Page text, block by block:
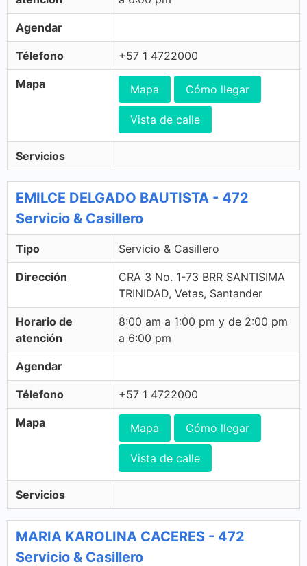
Agendar
Télefono +57 1 4722000
Mapa Mapa Cómo llegar
Vista de calle
Servicios
EMILCE DELGADO BAUTISTA - 472
Servicio & Casillero
Tipo Servicio & Casillero
Dirección
CRA 3 No. 1-73 BRR SANTISIMA
TRINIDAD, Vetas, Santander
Horario de
atención
8:00 am a 1:00 pm y de 2:00 pm
a 6:00 pm
Agendar
Télefono +57 1 4722000
Mapa Mapa Cómo llegar
Vista de calle
Servicios
MARIA KAROLINA CACERES - 472
Servicio & Casillero